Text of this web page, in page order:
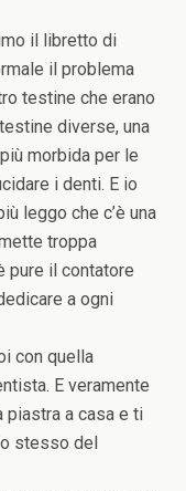
il libretto di
il problema
testine che erano
diverse, una
morbida per le
i denti. E io
leggo che c’è una
troppa
pure il contatore
a ogni
con quella
E veramente
piastra a casa e ti
stesso del